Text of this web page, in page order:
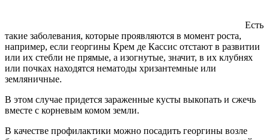
Есть
такие заболевания, которые проявляются в момент роста,
например, если георгины Крем де Кассис отстают в развитии
или их стебли не прямые, а изогнутые, значит, в их клубнях
или почках находятся нематоды хризантемные или
земляничные.
В этом случае придется зараженные кусты выкопать и сжечь
вместе с корневым комом земли.
В качестве профилактики можно посадить георгины возле